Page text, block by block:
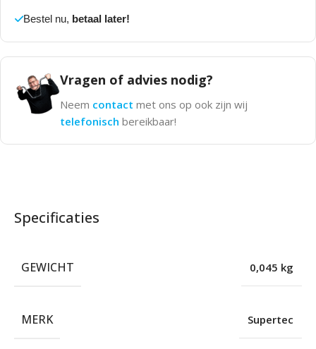
Bestel nu, betaal later!
Vragen of advies nodig?
Neem contact met ons op ook zijn wij
telefonisch bereikbaar!
Specificaties
GEWICHT 0,045 kg
MERK Supertec